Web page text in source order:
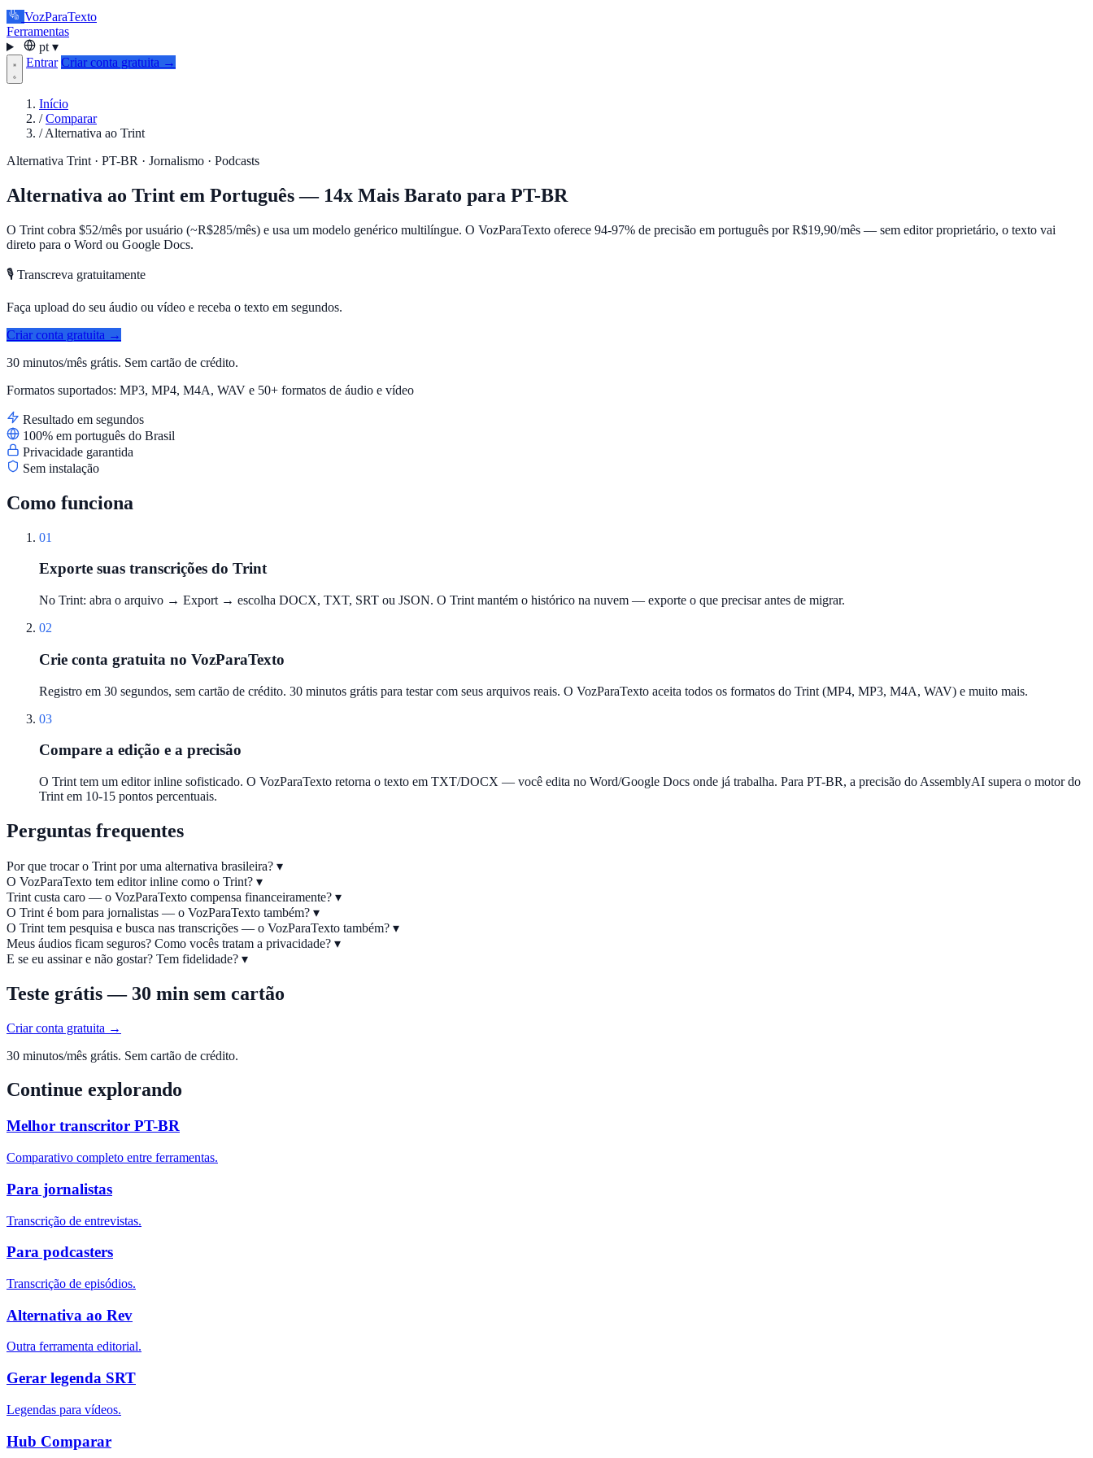
VozParaTexto
Ferramentas
pt ▾
Entrar Criar conta gratuita →
Início
/ Comparar
/ Alternativa ao Trint
Alternativa Trint · PT-BR · Jornalismo · Podcasts
Alternativa ao Trint em Português — 14x Mais Barato para PT-BR
O Trint cobra $52/mês por usuário (~R$285/mês) e usa um modelo genérico multilíngue. O VozParaTexto oferece 94-97% de precisão em português por R$19,90/mês — sem editor proprietário, o texto vai
direto para o Word ou Google Docs.
🎙️ Transcreva gratuitamente
Faça upload do seu áudio ou vídeo e receba o texto em segundos.
Criar conta gratuita →
30 minutos/mês grátis. Sem cartão de crédito.
Formatos suportados: MP3, MP4, M4A, WAV e 50+ formatos de áudio e vídeo
Resultado em segundos
100% em português do Brasil
Privacidade garantida
Sem instalação
Como funciona
01
Exporte suas transcrições do Trint
No Trint: abra o arquivo → Export → escolha DOCX, TXT, SRT ou JSON. O Trint mantém o histórico na nuvem — exporte o que precisar antes de migrar.
02
Crie conta gratuita no VozParaTexto
Registro em 30 segundos, sem cartão de crédito. 30 minutos grátis para testar com seus arquivos reais. O VozParaTexto aceita todos os formatos do Trint (MP4, MP3, M4A, WAV) e muito mais.
03
Compare a edição e a precisão
O Trint tem um editor inline sofisticado. O VozParaTexto retorna o texto em TXT/DOCX — você edita no Word/Google Docs onde já trabalha. Para PT-BR, a precisão do AssemblyAI supera o motor do
Trint em 10-15 pontos percentuais.
Perguntas frequentes
Por que trocar o Trint por uma alternativa brasileira? ▾
O VozParaTexto tem editor inline como o Trint? ▾
Trint custa caro — o VozParaTexto compensa financeiramente? ▾
O Trint é bom para jornalistas — o VozParaTexto também? ▾
O Trint tem pesquisa e busca nas transcrições — o VozParaTexto também? ▾
Meus áudios ficam seguros? Como vocês tratam a privacidade? ▾
E se eu assinar e não gostar? Tem fidelidade? ▾
Teste grátis — 30 min sem cartão
Criar conta gratuita →
30 minutos/mês grátis. Sem cartão de crédito.
Continue explorando
Melhor transcritor PT-BR
Comparativo completo entre ferramentas.
Para jornalistas
Transcrição de entrevistas.
Para podcasters
Transcrição de episódios.
Alternativa ao Rev
Outra ferramenta editorial.
Gerar legenda SRT
Legendas para vídeos.
Hub Comparar